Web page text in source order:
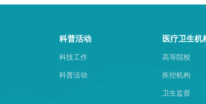
科普活动
科技工作
科普活动
医疗卫生机
高等院校
疾控机构
卫生监督